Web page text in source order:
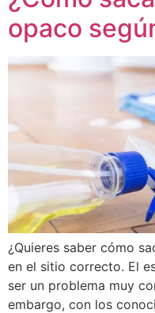
opaco
¿Quieres saber cómo
en el sitio correcto. El
ser un problema muy
embargo, con los